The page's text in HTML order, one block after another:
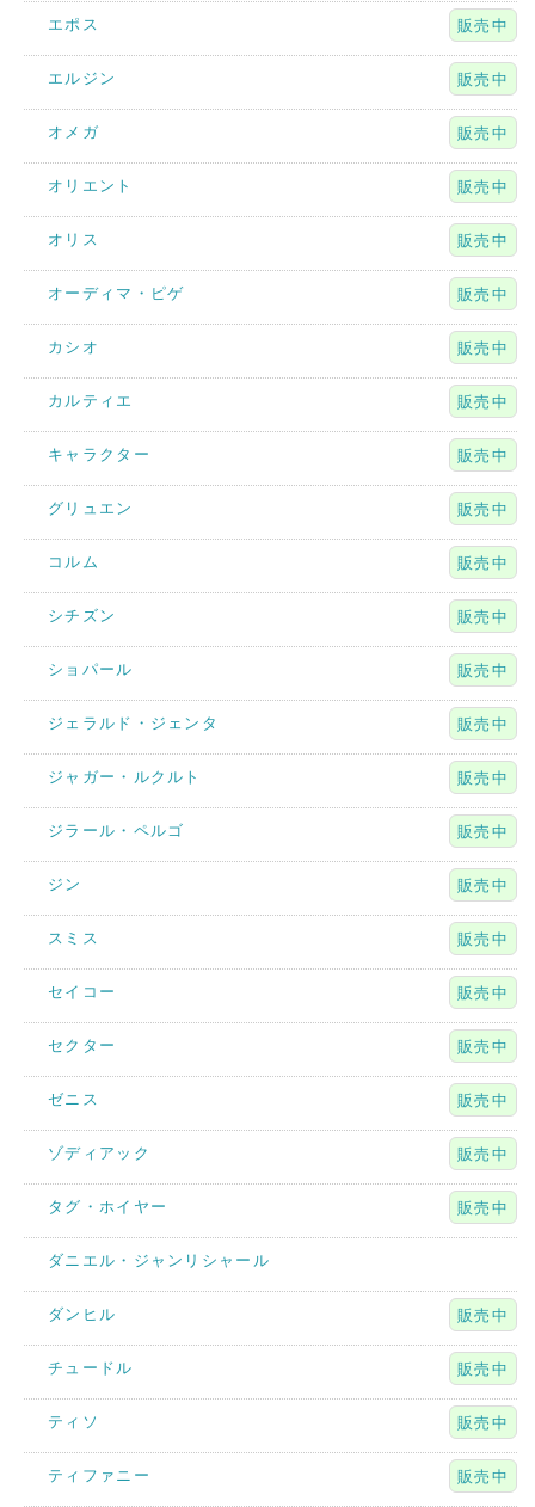
エポス 販売中
エルジン 販売中
オメガ 販売中
オリエント 販売中
オリス 販売中
オーディマ・ピゲ 販売中
カシオ 販売中
カルティエ 販売中
キャラクター 販売中
グリュエン 販売中
コルム 販売中
シチズン 販売中
ショパール 販売中
ジェラルド・ジェンタ 販売中
ジャガー・ルクルト 販売中
ジラール・ペルゴ 販売中
ジン 販売中
スミス 販売中
セイコー 販売中
セクター 販売中
ゼニス 販売中
ゾディアック 販売中
タグ・ホイヤー 販売中
ダニエル・ジャンリシャール
ダンヒル 販売中
チュードル 販売中
ティソ 販売中
ティファニー 販売中